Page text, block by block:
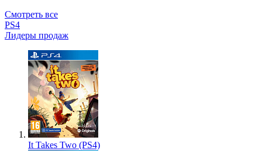
Смотреть все
PS4
Лидеры продаж
It Takes Two (PS4)